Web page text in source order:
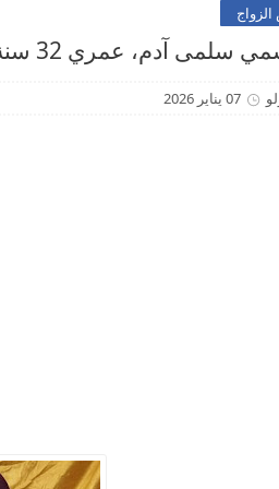
آدم، عمري 32 سنة دايرة شريك الحياة للزواج الحلال
07 يناير 2026